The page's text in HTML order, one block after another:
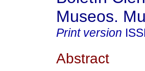
Museos.
Print version
Abstract